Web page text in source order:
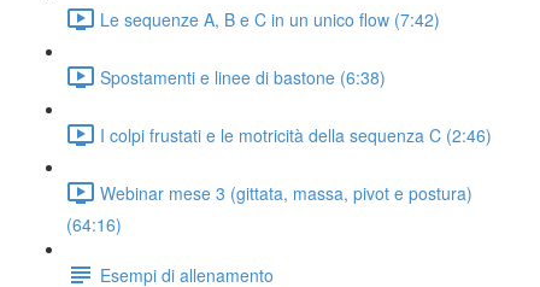
Le sequenze A, B e C in un unico flow (7:42)
Spostamenti e linee di bastone (6:38)
I colpi frustati e le motricità della sequenza C (2:46)
Webinar mese 3 (gittata, massa, pivot e postura)
(64:16)
Esempi di allenamento